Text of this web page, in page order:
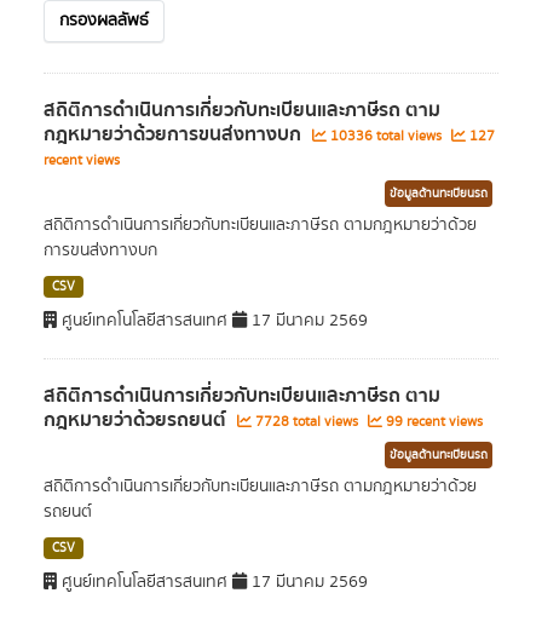
กรองผลลัพธ์
สถิติการดำเนินการเกี่ยวกับทะเบียนและภาษีรถ ตาม
กฎหมายว่าด้วยการขนส่งทางบก 10336 total views
127
recent views
ข้อมูลด้านทะเบียนรถ
สถิติการดำเนินการเกี่ยวกับทะเบียนและภาษีรถ ตามกฎหมายว่าด้วย
การขนส่งทางบก
CSV
ศูนย์เทคโนโลยีสารสนเทศ 17 มีนาคม 2569
สถิติการดำเนินการเกี่ยวกับทะเบียนและภาษีรถ ตาม
กฎหมายว่าด้วยรถยนต์ 7728 total views 99 recent views
ข้อมูลด้านทะเบียนรถ
สถิติการดำเนินการเกี่ยวกับทะเบียนและภาษีรถ ตามกฎหมายว่าด้วย
รถยนต์
CSV
ศูนย์เทคโนโลยีสารสนเทศ 17 มีนาคม 2569